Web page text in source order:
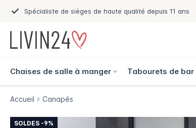
Spécialiste de sièges de haute qualité depuis 11 ans
Chaises de salle à manger Tabourets de bar
Accueil Canapés
SOLDES -9%